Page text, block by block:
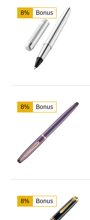
8% Bonus
8% Bonus
8% Bonus